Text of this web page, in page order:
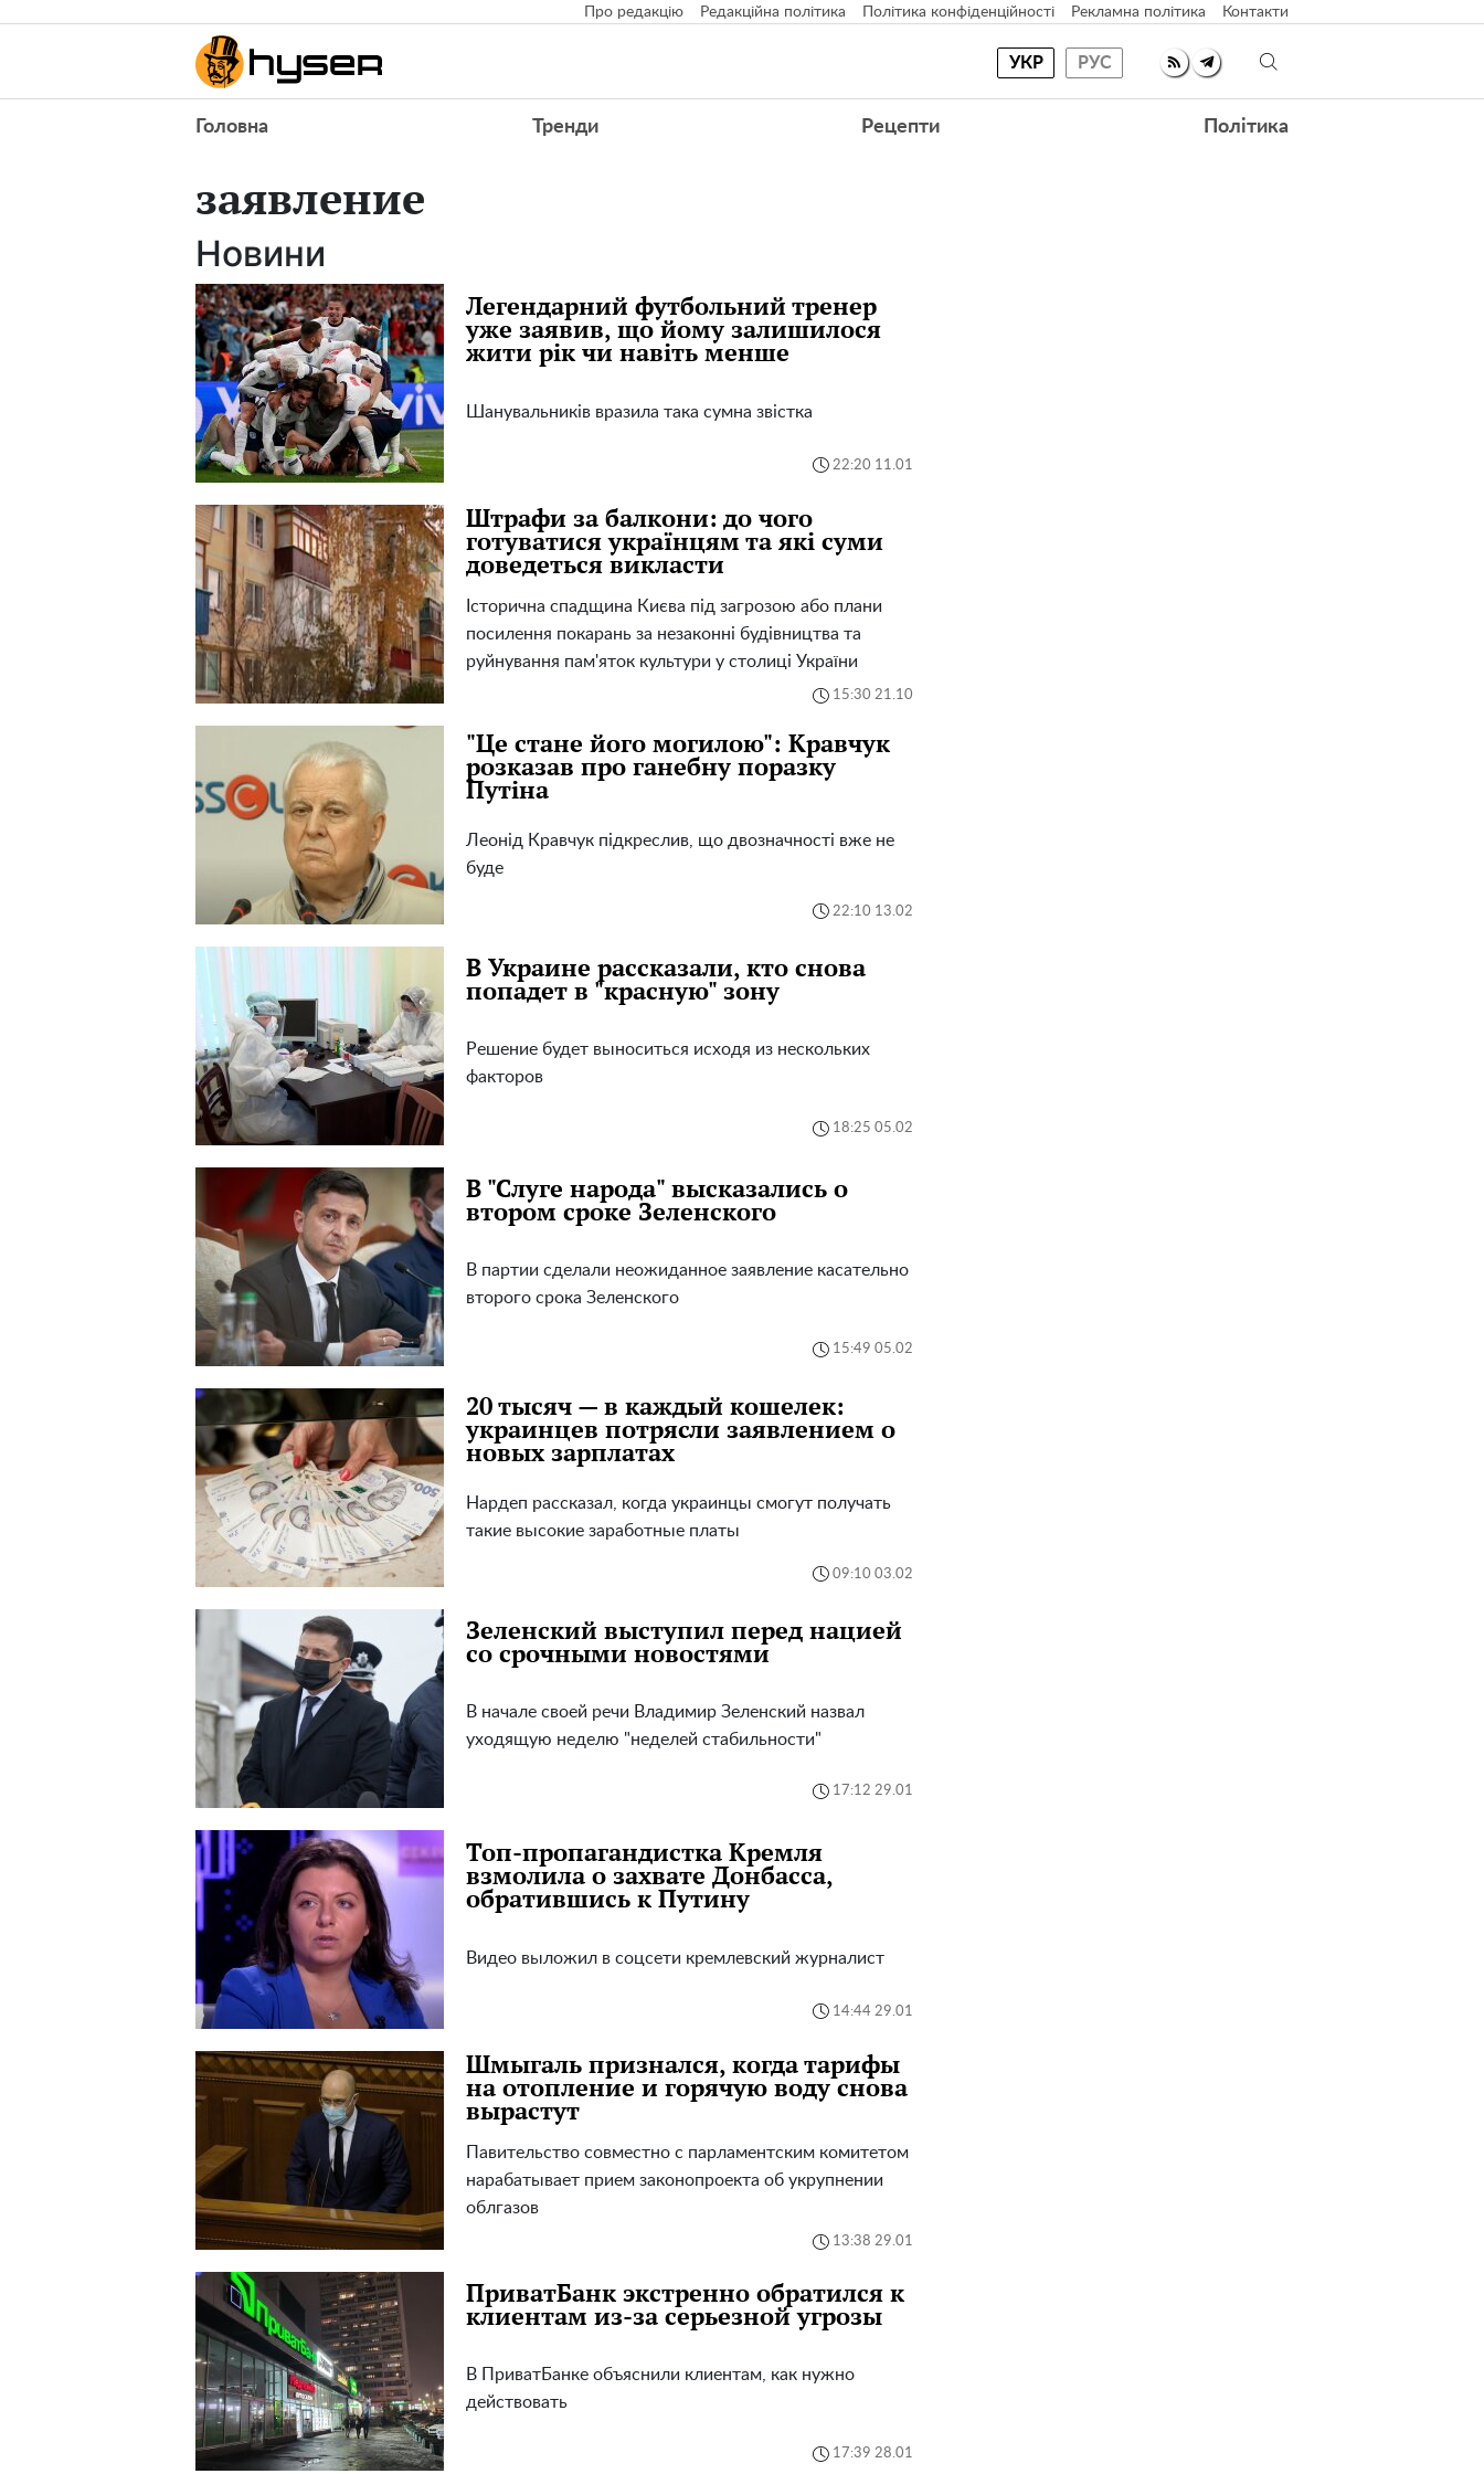
Про редакцію Редакційна політика Політика конфіденційності Рекламна політика Контакти
УКР РУС
Головна Тренди Рецепти Політика
заявление
Новини
Легендарний футбольний тренер
уже заявив, що йому залишилося
жити рік чи навіть менше
Шанувальників вразила така сумна звістка
22:20 11.01
Штрафи за балкони: до чого
готуватися українцям та які суми
доведеться викласти
Історична спадщина Києва під загрозою або плани
посилення покарань за незаконні будівництва та
руйнування пам'яток культури у столиці України
15:30 21.10
"Це стане його могилою": Кравчук
розказав про ганебну поразку
Путіна
Леонід Кравчук підкреслив, що двозначності вже не
буде
22:10 13.02
В Украине рассказали, кто снова
попадет в "красную" зону
Решение будет выноситься исходя из нескольких
факторов
18:25 05.02
В "Слуге народа" высказались о
втором сроке Зеленского
В партии сделали неожиданное заявление касательно
второго срока Зеленского
15:49 05.02
20 тысяч — в каждый кошелек:
украинцев потрясли заявлением о
новых зарплатах
Нардеп рассказал, когда украинцы смогут получать
такие высокие заработные платы
09:10 03.02
Зеленский выступил перед нацией
со срочными новостями
В начале своей речи Владимир Зеленский назвал
уходящую неделю "неделей стабильности"
17:12 29.01
Топ-пропагандистка Кремля
взмолила о захвате Донбасса,
обратившись к Путину
Видео выложил в соцсети кремлевский журналист
14:44 29.01
Шмыгаль признался, когда тарифы
на отопление и горячую воду снова
вырастут
Павительство совместно с парламентским комитетом
нарабатывает прием законопроекта об укрупнении
облгазов
13:38 29.01
ПриватБанк экстренно обратился к
клиентам из-за серьезной угрозы
В ПриватБанке объяснили клиентам, как нужно
действовать
17:39 28.01